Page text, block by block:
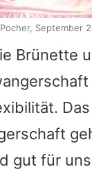
Brünette
gut für
September